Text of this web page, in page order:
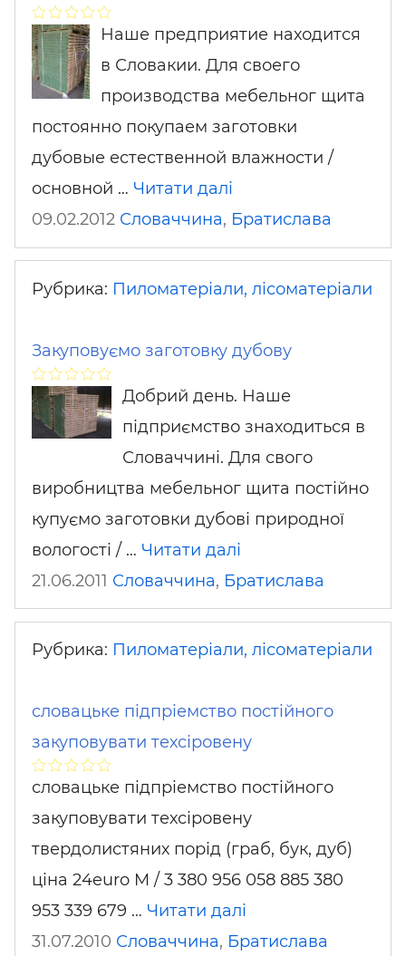
Наше предприятие находится
в Словакии. Для своего
производства мебельног щита
постоянно покупаем заготовки
дубовые естественной влажности /
основной … Читати далі
09.02.2012 Словаччина, Братислава
Рубрика: Пиломатеріали, лісоматеріали
Закуповуємо заготовку дубову
Добрий день. Наше
підприємство знаходиться в
Словаччині. Для свого
виробництва мебельног щита постійно
купуємо заготовки дубові природної
вологості / … Читати далі
21.06.2011 Словаччина, Братислава
Рубрика: Пиломатеріали, лісоматеріали
словацьке пiдпріемство постiйного
закуповувати техсіровену
словацьке пiдпріемство постiйного
закуповувати техсіровену
твердолистяних порід (граб, бук, дуб)
ціна 24euro M / 3 380 956 058 885 380
953 339 679 … Читати далі
31.07.2010 Словаччина, Братислава